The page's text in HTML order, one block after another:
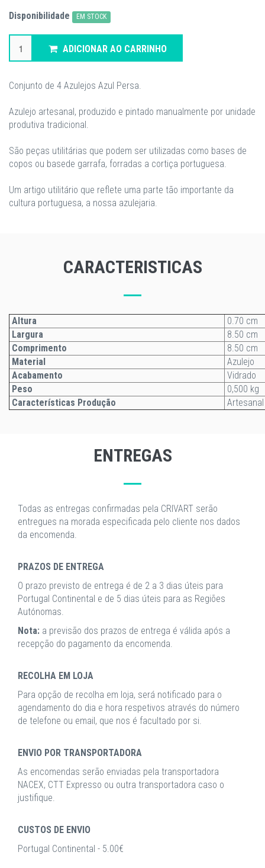
Disponibilidade EM STOCK
ADICIONAR AO CARRINHO
Conjunto de 4 Azulejos Azul Persa.
Azulejo artesanal, produzido e pintado manualmente por unidade
produtiva tradicional.
São peças utilitárias que podem ser utilizadas como bases de
copos ou basede garrafa, forradas a cortiça portuguesa.
Um artigo utilitário que reflete uma parte tão importante da
cultura portuguesa, a nossa azulejaria.
CARACTERISTICAS
Altura
0.70 cm
Largura
8.50 cm
Comprimento
8.50 cm
Material
Azulejo
Acabamento
Vidrado
Peso
0,500 kg
Características Produção
Artesanal
ENTREGAS
Todas as entregas confirmadas pela CRIVART serão
entregues na morada especificada pelo cliente nos dados
da encomenda.
PRAZOS DE ENTREGA
O prazo previsto de entrega é de 2 a 3 dias úteis para
Portugal Continental e de 5 dias úteis para as Regiões
Autónomas.
Nota: a previsão dos prazos de entrega é válida após a
recepção do pagamento da encomenda.
RECOLHA EM LOJA
Para opção de recolha em loja, será notificado para o
agendamento do dia e hora respetivos através do número
de telefone ou email, que nos é facultado por si.
ENVIO POR TRANSPORTADORA
As encomendas serão enviadas pela transportadora
NACEX, CTT Expresso ou outra transportadora caso o
justifique.
CUSTOS DE ENVIO
Portugal Continental - 5.00€